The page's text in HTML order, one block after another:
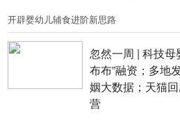
开辟婴幼儿辅食进阶新思路
忽然一周 |​​ 科技母
布布”融资；​多地
姻大数据；天猫
营